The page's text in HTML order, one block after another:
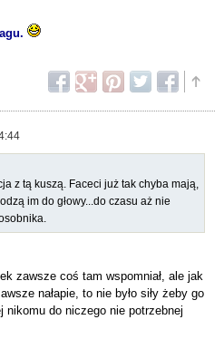
z tą kuszą. Faceci już tak chyba mają,
im do głowy...do czasu aż nie
zawsze coś tam wspomniał, ale jak
nałapie, to nie było siły żeby go
do niczego nie potrzebnej